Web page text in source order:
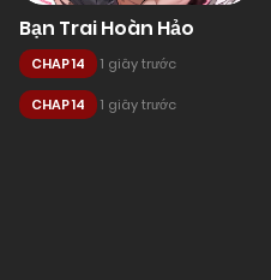
Bạn Trai Hoàn Hảo
CHAP 14 1 giây trước
CHAP 14 1 giây trước